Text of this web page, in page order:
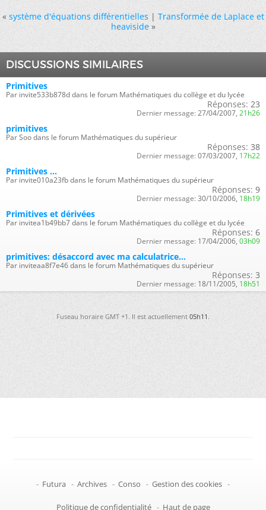
« système d'équations différentielles|Transformée de Laplace et
heaviside »
DISCUSSIONS SIMILAIRES
Primitives
Par invite533b878d dans le forum Mathématiques du collège et du lycée
Réponses: 23
Dernier message: 27/04/2007, 21h26
primitives
Par Soo dans le forum Mathématiques du supérieur
Réponses: 38
Dernier message: 07/03/2007, 17h22
Primitives ...
Par invite010a23fb dans le forum Mathématiques du supérieur
Réponses: 9
Dernier message: 30/10/2006, 18h19
Primitives et dérivées
Par invitea1b49bb7 dans le forum Mathématiques du collège et du lycée
Réponses: 6
Dernier message: 17/04/2006, 03h09
primitives: désaccord avec ma calculatrice...
Par inviteaa8f7e46 dans le forum Mathématiques du supérieur
Réponses: 3
Dernier message: 18/11/2005, 18h51
Fuseau horaire GMT +1. Il est actuellement05h11.
- Futura - Archives - Conso - Gestion des cookies -
Politique de confidentialité - Haut de page